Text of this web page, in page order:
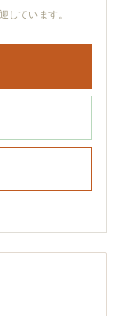
しています。